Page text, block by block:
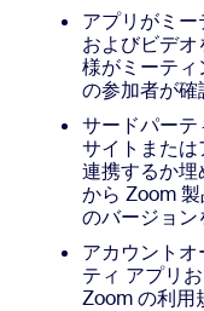
アプリがミ
およびビデ
様がミーテ
の参加者が確
サードパー
サイトまた
連携するか埋
から Zoom
のバージョン
アカウント
ティ アプリ
Zoom の利用